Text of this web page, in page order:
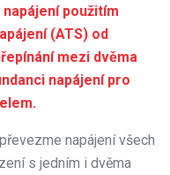
použitím
(ATS) od
mezi dvěma
napájení pro
napájení všech
s jedním i dvěma